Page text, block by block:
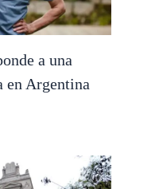
a una
en Argentina